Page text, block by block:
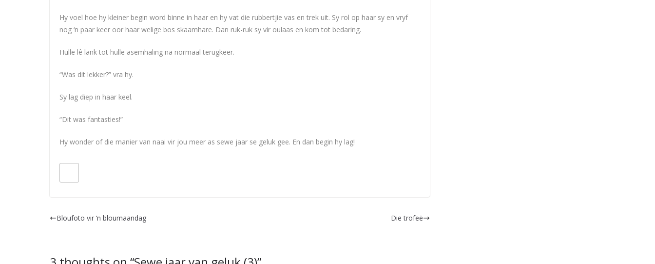
Hy voel hoe hy kleiner begin word binne in haar en hy vat die rubbertjie vas en trek uit. Sy rol op haar sy en vryf
nog ‘n paar keer oor haar welige bos skaamhare. Dan ruk-ruk sy vir oulaas en kom tot bedaring.
Hulle lê lank tot hulle asemhaling na normaal terugkeer.
“Was dit lekker?” vra hy.
Sy lag diep in haar keel.
“Dit was fantasties!”
Hy wonder of die manier van naai vir jou meer as sewe jaar se geluk gee. En dan begin hy lag!
Bloufoto vir ‘n bloumaandag Die trofeë